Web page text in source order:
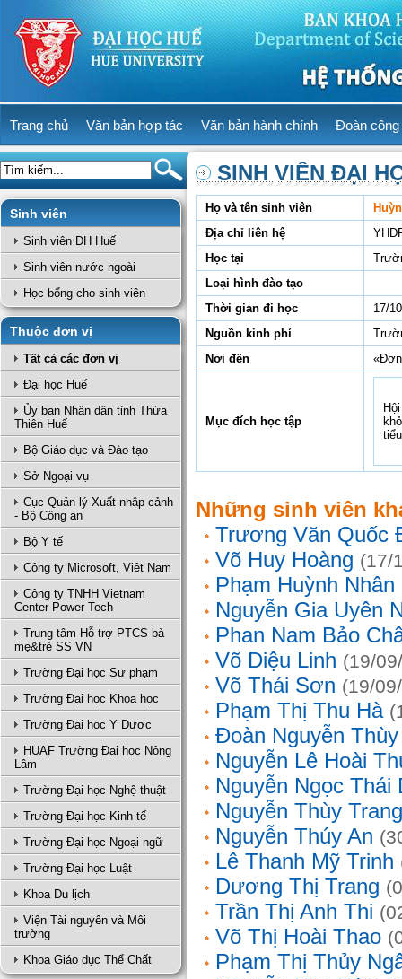
Trang chủ Văn bản hợp tác Văn bản hành chính Đoàn công
Sinh viên
Sinh viên ĐH Huế
Sinh viên nước ngoài
Học bổng cho sinh viên
Thuộc đơn vị
Tất cả các đơn vị
Đại học Huế
Ủy ban Nhân dân tỉnh Thừa
Thiên Huế
Bộ Giáo dục và Đào tạo
Sở Ngoại vụ
Cục Quản lý Xuất nhập cảnh
- Bộ Công an
Bộ Y tế
Công ty Microsoft, Việt Nam
Công ty TNHH Vietnam
Center Power Tech
Trung tâm Hỗ trợ PTCS bà
mẹ&trẻ SS VN
Trường Đại học Sư phạm
Trường Đại học Khoa học
Trường Đại học Y Dược
HUAF Trường Đại học Nông
Lâm
Trường Đại học Nghệ thuật
Trường Đại học Kinh tế
Trường Đại học Ngoại ngữ
Trường Đại học Luật
Khoa Du lịch
Viện Tài nguyên và Môi
trường
Khoa Giáo dục Thể Chất
SINH VIÊN ĐẠI
Họ và tên sinh viên
Địa chỉ liên hệ
Học tại
Loại hình đào tạo
Thời gian đi học
17/
Nguồn kinh phí
Nơi đến
Mục đích học tập
Những sinh viên
Trương Văn Quốc
Võ Huy Hoàng (17/
Phạm Huỳnh Nhân
Nguyễn Gia Uyên
Phan Nam Bảo
Võ Diệu Linh (19/
Võ Thái Sơn (19/
Phạm Thị Thu Hà
Đoàn Nguyễn
Nguyễn Lê Hoài
Nguyễn Ngọc Thái
Nguyễn Thùy Trang
Nguyễn Thúy An
Lê Thanh Mỹ Trinh
Dương Thị Trang
Trần Thị Anh Thi
Võ Thị Hoài Thao
Phạm Thị Thủy